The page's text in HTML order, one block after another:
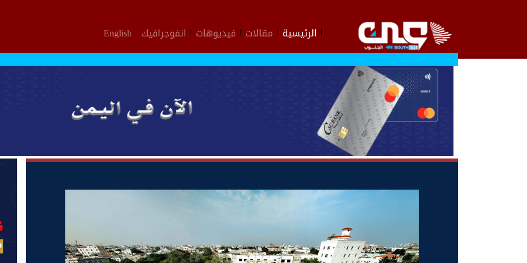
الرئيسية مقالات فيديوهات انفوجرافيك English